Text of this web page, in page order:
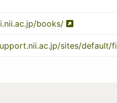
books/
sites/default/